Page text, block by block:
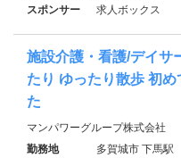
スポンサー
求人ボックス
施設介護・看護/デイサ
たり ゆったり散歩 初
た
マンパワーグループ株式会社
勤務地
多賀城市 下馬駅